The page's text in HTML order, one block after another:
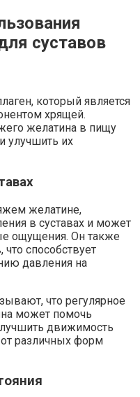
суставов
который является
хрящей.
желатина в пищу
улучшить их
желатине,
в суставах и может
ощущения. Он также
способствует
давления на
что регулярное
может помочь
движимость
различных форм